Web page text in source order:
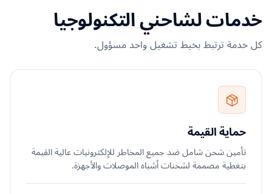
خدمات لشاحني التكنولوجيا
كل خدمة ترتبط بخيط تشغيل واحد مسؤول.
حماية القيمة
تأمين شحن شامل ضد جميع المخاطر للإلكترونيات عالية القيمة
بتغطية مصممة لشحنات أشباه الموصلات والأجهزة.